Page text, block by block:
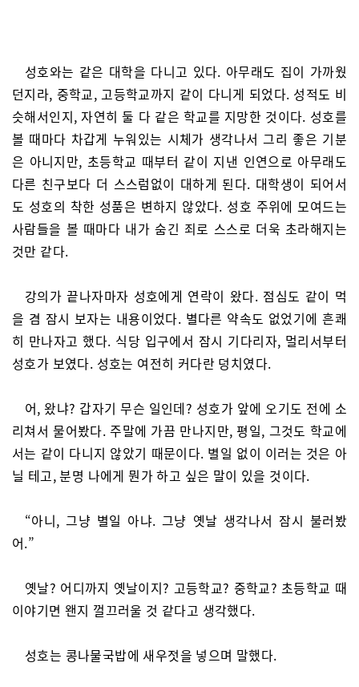
성호와는 같은 대학을 다니고 있다. 아무래도 집이 가까웠
던지라, 중학교, 고등학교까지 같이 다니게 되었다. 성적도 비
슷해서인지, 자연히 둘 다 같은 학교를 지망한 것이다. 성호를
볼 때마다 차갑게 누워있는 시체가 생각나서 그리 좋은 기분
은 아니지만, 초등학교 때부터 같이 지낸 인연으로 아무래도
다른 친구보다 더 스스럼없이 대하게 된다. 대학생이 되어서
도 성호의 착한 성품은 변하지 않았다. 성호 주위에 모여드는
사람들을 볼 때마다 내가 숨긴 죄로 스스로 더욱 초라해지는
것만 같다.
강의가 끝나자마자 성호에게 연락이 왔다. 점심도 같이 먹
을 겸 잠시 보자는 내용이었다. 별다른 약속도 없었기에 흔쾌
히 만나자고 했다. 식당 입구에서 잠시 기다리자, 멀리서부터
성호가 보였다. 성호는 여전히 커다란 덩치였다.
어, 왔냐? 갑자기 무슨 일인데? 성호가 앞에 오기도 전에 소
리쳐서 물어봤다. 주말에 가끔 만나지만, 평일, 그것도 학교에
서는 같이 다니지 않았기 때문이다. 별일 없이 이러는 것은 아
닐 테고, 분명 나에게 뭔가 하고 싶은 말이 있을 것이다.
“아니, 그냥 별일 아냐. 그냥 옛날 생각나서 잠시 불러봤
어.”
옛날? 어디까지 옛날이지? 고등학교? 중학교? 초등학교 때
이야기면 왠지 껄끄러울 것 같다고 생각했다.
성호는 콩나물국밥에 새우젓을 넣으며 말했다.